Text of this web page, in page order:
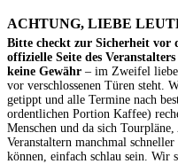
ACHTUNG, LIEBE
Bitte checkt zur Sicherheit
offizielle Seite des
keine Gewähr – im Zweifel
vor verschlossenen Türen steht.
getippt und alle Termine nach
ordentlichen Portion Kaffee)
Menschen und da sich
Veranstaltern manchmal
können, einfach schlau sein. Wir